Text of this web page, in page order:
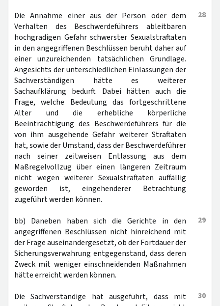
28
Die Annahme einer aus der Person oder dem
Verhalten des Beschwerdeführers ableitbaren
hochgradigen Gefahr schwerster Sexualstraftaten
in den angegriffenen Beschlüssen beruht daher auf
einer unzureichenden tatsächlichen Grundlage.
Angesichts der unterschiedlichen Einlassungen der
Sachverständigen hätte es weiterer
Sachaufklärung bedurft. Dabei hätten auch die
Frage, welche Bedeutung das fortgeschrittene
Alter und die erhebliche körperliche
Beeinträchtigung des Beschwerdeführers für die
von ihm ausgehende Gefahr weiterer Straftaten
hat, sowie der Umstand, dass der Beschwerdeführer
nach seiner zeitweisen Entlassung aus dem
Maßregelvollzug über einen längeren Zeitraum
nicht wegen weiterer Sexualstraftaten auffällig
geworden ist, eingehenderer Betrachtung
zugeführt werden können.
29
bb) Daneben haben sich die Gerichte in den
angegriffenen Beschlüssen nicht hinreichend mit
der Frage auseinandergesetzt, ob der Fortdauer der
Sicherungsverwahrung entgegenstand, dass deren
Zweck mit weniger einschneidenden Maßnahmen
hätte erreicht werden können.
30
Die Sachverständige hat ausgeführt, dass mit